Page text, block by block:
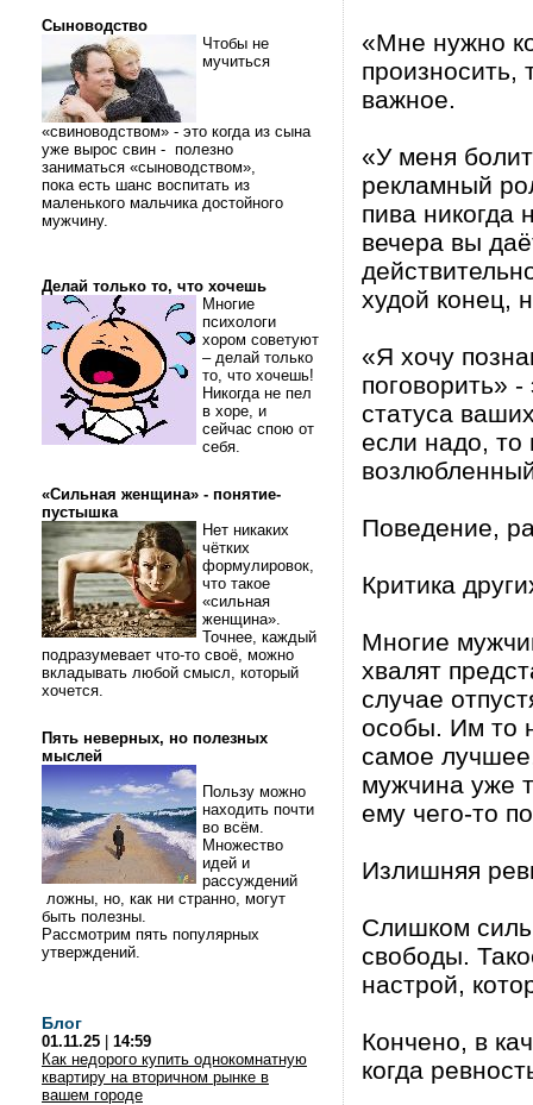
Сыноводство
Чтобы не
мучиться
«свиноводством» - это когда из сына
уже вырос свин - полезно
заниматься «сыноводством»,
пока есть шанс воспитать из
маленького мальчика достойного
мужчину.
Делай только то, что хочешь
Многие
психологи
хором советуют
– делай только
то, что хочешь!
Никогда не пел
в хоре, и
сейчас спою от
себя.
«Сильная женщина» - понятие-
пустышка
Нет никаких
чётких
формулировок,
что такое
«сильная
женщина».
Точнее, каждый
подразумевает что-то своё, можно
вкладывать любой смысл, который
хочется.
Пять неверных, но полезных
мыслей
Пользу можно
находить почти
во всём.
Множество
идей и
рассуждений
ложны, но, как ни странно, могут
быть полезны.
Рассмотрим пять популярных
утверждений.
Блог
01.11.25
14:59
Как недорого купить однокомнатную
квартиру на вторичном рынке в
вашем городе
«Мне нужно
произносить,
важное.
«У меня
рекламный
пива никогда
вечера вы
худой конец,
«Я хочу
поговорить»
статуса
если надо, то
Поведение,
Критика
Многие
хвалят
случае
особы. Им то
самое
мужчина уже
ему чего-то
Излишняя
Слишком
свободы.
настрой,
Кончено, в
когда